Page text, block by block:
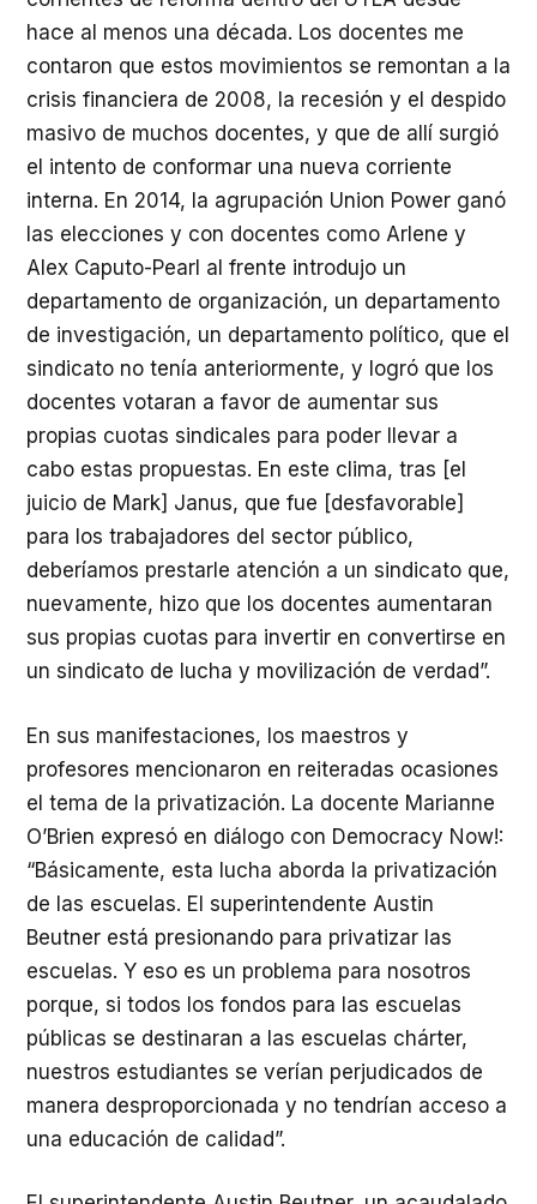
hace al menos una década. Los docentes me
contaron que estos movimientos se remontan a la
crisis financiera de 2008, la recesión y el despido
masivo de muchos docentes, y que de allí surgió
el intento de conformar una nueva corriente
interna. En 2014, la agrupación Union Power ganó
las elecciones y con docentes como Arlene y
Alex Caputo-Pearl al frente introdujo un
departamento de organización, un departamento
de investigación, un departamento político, que el
sindicato no tenía anteriormente, y logró que los
docentes votaran a favor de aumentar sus
propias cuotas sindicales para poder llevar a
cabo estas propuestas. En este clima, tras [el
juicio de Mark] Janus, que fue [desfavorable]
para los trabajadores del sector público,
deberíamos prestarle atención a un sindicato que,
nuevamente, hizo que los docentes aumentaran
sus propias cuotas para invertir en convertirse en
un sindicato de lucha y movilización de verdad”.
En sus manifestaciones, los maestros y
profesores mencionaron en reiteradas ocasiones
el tema de la privatización. La docente Marianne
O’Brien expresó en diálogo con Democracy Now!:
“Básicamente, esta lucha aborda la privatización
de las escuelas. El superintendente Austin
Beutner está presionando para privatizar las
escuelas. Y eso es un problema para nosotros
porque, si todos los fondos para las escuelas
públicas se destinaran a las escuelas chárter,
nuestros estudiantes se verían perjudicados de
manera desproporcionada y no tendrían acceso a
una educación de calidad”.